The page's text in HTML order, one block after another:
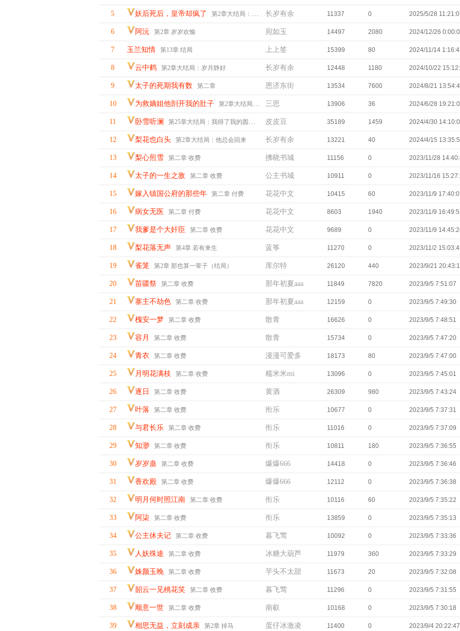
5 妖后死后，皇帝却疯了 第2章大结局：蓄意已久的相逢 长岁有余 11337 0 2025/5/28
6 阿沅 第2章 岁岁欢愉 宛如玉 14497 2080 2024/12/26
7 玉兰知情 第13章 结局 上上签 15399 80 2024/11/14
8 云中鹤 第2章大结局：岁月静好 长岁有余 12448 1180 2024/10/22
9 太子的死期我有数 第二章 恩济东街 13534 7600 2024/8/21
10 为救嫡姐他剖开我的肚子 第2章大结局：女子立身之本 三思 13906 36 2024/6/28
11 卧雪听澜 第25章大结局：我得了我的圆满： 皮皮豆 35189 1459 2024/4/30
12 梨花也白头 第2章大结局：他总会回来 长岁有余 13221 40 2024/4/15
13 梨心煎雪 第二章 收费 拂晓书城 11156 0 2023/11/28
14 太子的一生之敌 第二章 收费 公主书城 10911 0 2023/11/16
15 嫁入镇国公府的那些年 第二章 付费 花花中文 10415 60 2023/11/9
16 病女无医 第二章 付费 花花中文 8603 1940 2023/11/9
17 我爹是个大奸臣 第二章 收费 花花中文 9689 0 2023/11/9
18 梨花落无声 第4章 若有来生 蓝筝 11270 0 2023/11/2
19 雀笼 第2章 那也算一辈子（结局） 库尔特 26120 440 2023/9/21
20 苗疆祭 第二章 收费 那年初夏aaa 11849 7820 2023/9/5 7:51:07
21 寨主不劫色 第二章 收费 那年初夏aaa 12159 0 2023/9/5 7:49:30
22 槐安一梦 第二章 收费 散青 16626 0 2023/9/5 7:48:51
23 容月 第二章 收费 散青 15734 0 2023/9/5 7:47:20
24 青衣 第二章 收费 漫漫可爱多 18173 80 2023/9/5 7:47:00
25 月明花满枝 第二章 收费 糯米米mi 13096 0 2023/9/5 7:45:01
26 逐日 第二章 收费 黄酒 26309 980 2023/9/5 7:43:24
27 叶落 第二章 收费 衔乐 10677 0 2023/9/5 7:37:31
28 与君长乐 第二章 收费 衔乐 11016 0 2023/9/5 7:37:09
29 知渺 第二章 收费 衔乐 10811 180 2023/9/5 7:36:55
30 岁岁蛊 第二章 收费 爆爆666 14418 0 2023/9/5 7:36:46
31 香欢殿 第二章 收费 爆爆666 12112 0 2023/9/5 7:36:38
32 明月何时照江南 第二章 收费 衔乐 10116 60 2023/9/5 7:35:22
33 阿柒 第二章 收费 衔乐 13859 0 2023/9/5 7:35:13
34 公主休夫记 第二章 收费 暮飞莺 10092 0 2023/9/5 7:33:36
35 人妖殊途 第二章 收费 冰糖大葫芦 11979 360 2023/9/5 7:33:29
36 姝颜玉晚 第二章 收费 芋头不太甜 11673 20 2023/9/5 7:32:08
37 韶云一见桃花笑 第二章 收费 暮飞莺 11296 0 2023/9/5 7:31:55
38 顺意一世 第二章 收费 南叡 10168 0 2023/9/5 7:30:18
39 相思无益，立刻成亲 第2章 掉马 蛋仔冰激凌 11400 0 2023/9/4 20:22:47